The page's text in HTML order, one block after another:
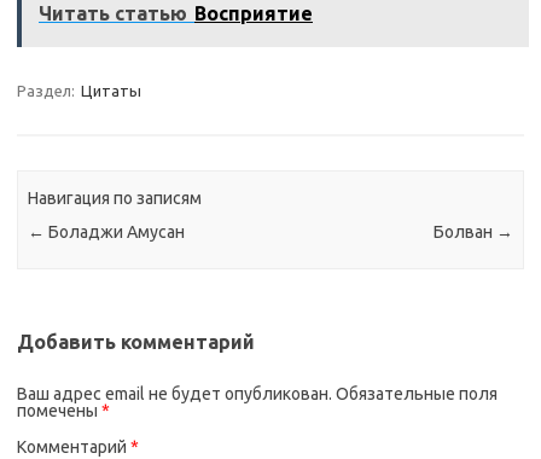
Читать статью Восприятие
Раздел: Цитаты
Навигация по записям
← Боладжи Амусан Болван →
Добавить комментарий
Ваш адрес email не будет опубликован. Обязательные поля
помечены *
Комментарий *